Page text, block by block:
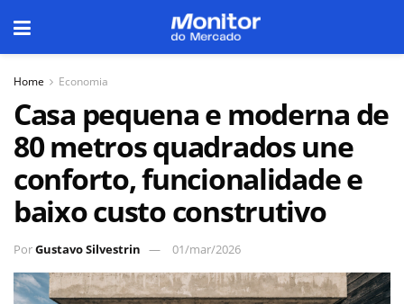
Home Economia
Casa pequena e moderna de
80 metros quadrados une
conforto, funcionalidade e
baixo custo construtivo
PorGustavo Silvestrin 01/mar/2026